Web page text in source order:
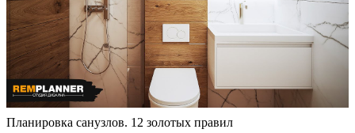
Планировка санузлов. 12 золотых правил